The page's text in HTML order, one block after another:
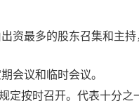
资最多的股东召集和主
会议和临时会议。
定按时召开。代表十分